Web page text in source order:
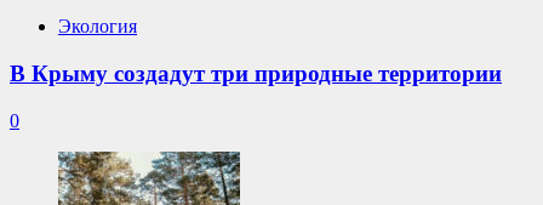
Экология
В Крыму создадут три природные территории
0